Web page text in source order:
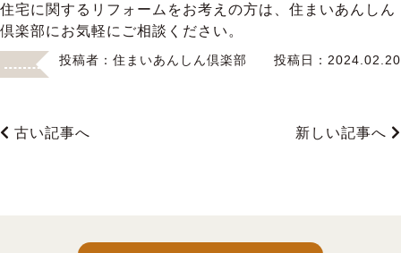
住宅に関するリフォームをお考えの方は、住まいあんしん
倶楽部にお気軽にご相談ください。
投稿者： 住まいあんしん倶楽部 投稿日： 2024.02.20
古い記事へ 新しい記事へ